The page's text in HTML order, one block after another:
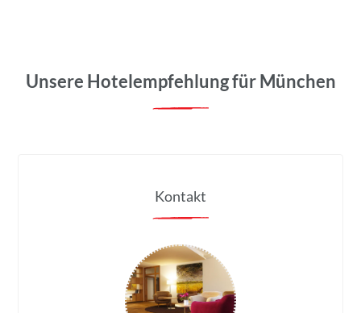
Unsere Hotelempfehlung für München
Kontakt